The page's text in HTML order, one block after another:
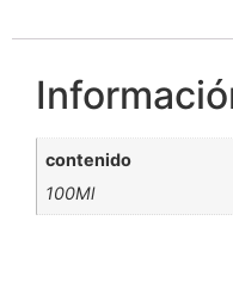
contenido
100Ml